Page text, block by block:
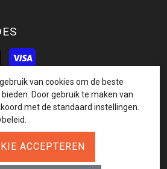
van cookies om de beste
Door gebruik te maken van
met de standaard instellingen.